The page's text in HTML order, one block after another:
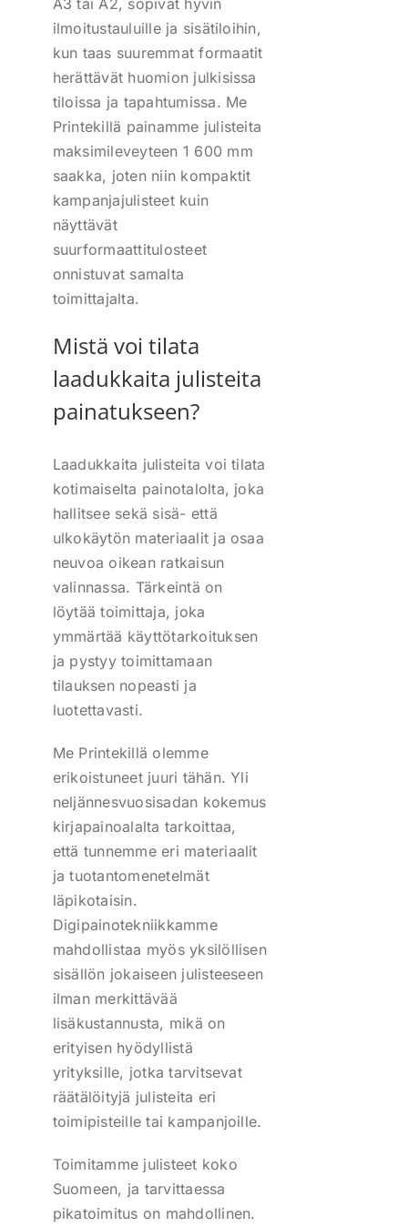
A3 tai A2, sopivat hyvin
ilmoitustauluille ja sisätiloihin,
kun taas suuremmat formaatit
herättävät huomion julkisissa
tiloissa ja tapahtumissa. Me
Printekillä painamme julisteita
maksimileveyteen 1 600 mm
saakka, joten niin kompaktit
kampanjajulisteet kuin
näyttävät
suurformaattitulosteet
onnistuvat samalta
toimittajalta.
Mistä voi tilata
laadukkaita julisteita
painatukseen?
Laadukkaita julisteita voi tilata
kotimaiselta painotalolta, joka
hallitsee sekä sisä- että
ulkokäytön materiaalit ja osaa
neuvoa oikean ratkaisun
valinnassa. Tärkeintä on
löytää toimittaja, joka
ymmärtää käyttötarkoituksen
ja pystyy toimittamaan
tilauksen nopeasti ja
luotettavasti.
Me Printekillä olemme
erikoistuneet juuri tähän. Yli
neljännesvuosisadan kokemus
kirjapainoalalta tarkoittaa,
että tunnemme eri materiaalit
ja tuotantomenetelmät
läpikotaisin.
Digipainotekniikkamme
mahdollistaa myös yksilöllisen
sisällön jokaiseen julisteeseen
ilman merkittävää
lisäkustannusta, mikä on
erityisen hyödyllistä
yrityksille, jotka tarvitsevat
räätälöityjä julisteita eri
toimipisteille tai kampanjoille.
Toimitamme julisteet koko
Suomeen, ja tarvittaessa
pikatoimitus on mahdollinen.